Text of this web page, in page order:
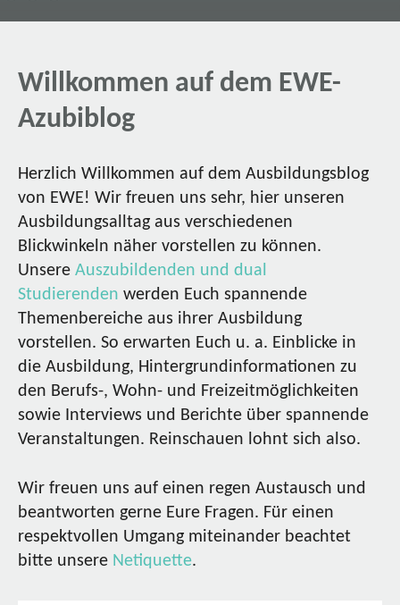
Willkommen auf dem EWE-
Azubiblog
Herzlich Willkommen auf dem Ausbildungsblog
von EWE! Wir freuen uns sehr, hier unseren
Ausbildungsalltag aus verschiedenen
Blickwinkeln näher vorstellen zu können.
Unsere Auszubildenden und dual
Studierenden werden Euch spannende
Themenbereiche aus ihrer Ausbildung
vorstellen. So erwarten Euch u. a. Einblicke in
die Ausbildung, Hintergrundinformationen zu
den Berufs-, Wohn- und Freizeitmöglichkeiten
sowie Interviews und Berichte über spannende
Veranstaltungen. Reinschauen lohnt sich also.
Wir freuen uns auf einen regen Austausch und
beantworten gerne Eure Fragen. Für einen
respektvollen Umgang miteinander beachtet
bitte unsere Netiquette.